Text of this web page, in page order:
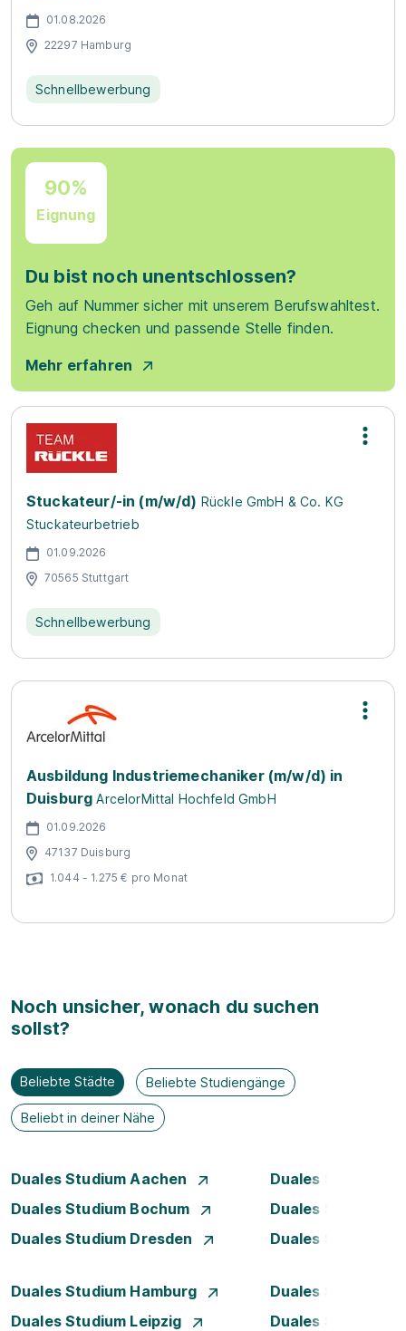
01.08.2026
22297 Hamburg
Schnellbewerbung
90%
Eignung
Du bist noch unentschlossen?
Geh auf Nummer sicher mit unserem Berufswahltest.
Eignung checken und passende Stelle finden.
Mehr erfahren
Stuckateur/-in (m/w/d) Rückle GmbH & Co. KG
Stuckateurbetrieb
01.09.2026
70565 Stuttgart
Schnellbewerbung
Ausbildung Industriemechaniker (m/w/d) in
Duisburg ArcelorMittal Hochfeld GmbH
01.09.2026
47137 Duisburg
1.044 - 1.275 € pro Monat
Noch unsicher, wonach du suchen
sollst?
Beliebte Städte Beliebte Studiengänge
Beliebt in deiner Nähe
Duales Studium Aachen
Duales Studium
Duales Studium Bochum
Duales Studium
Duales Studium Dresden
Duales Studium
Duales Studium Hamburg
Duales Studium
Duales Studium Leipzig
Duales Studium